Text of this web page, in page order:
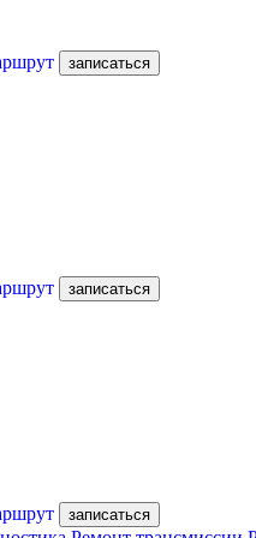
записаться
записаться
записаться